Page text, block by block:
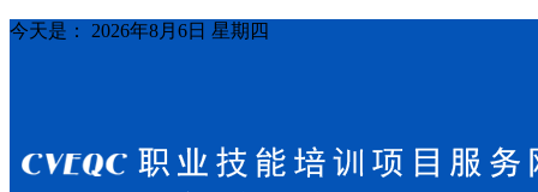
今天是： 2026年8月6日 星期四